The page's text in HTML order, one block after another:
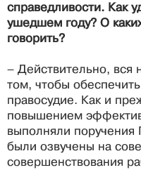
справедливости. Как
ушедшем году? О
говорить?
– Действительно, вся
том, чтобы
правосудие. Как и
повышением
выполняли поручения
были озвучены на
совершенствования